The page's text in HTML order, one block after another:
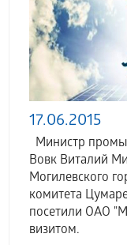
17.06.2015
Министр
Вовк Виталий
Могилевского
комитета
посетили ОАО
визитом.